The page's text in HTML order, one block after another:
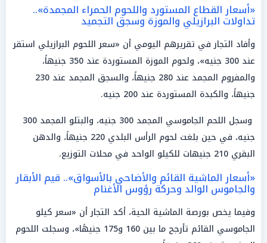
«أسعار القطاع المستورد واللحوم الحمراء المجمدة»..
تداولات البرازيلي والموزة وسجق التجميد
وأفاد التجار في تقريرهم اليومي أن «سعر اللحوم البرازيلي استقر
عند 300 جنيه»، ولحوم الموزة المستوردة عند 350 جنيهاً،
والمفروم المجمد عند 280 جنيهاً، والسجق المجمد عند 230
جنيهاً، والكبدة المستوردة عند 200 جنيه.
وسجل اللحم الجاموسي المجمد 300 جنيه، والبتلو المجمد 300
جنيه، في حين بلغت لحوم الرأس البلدي 220 جنيهاً، والدهن
البقري 210 جنيهات للكيلو الواحد في محلات التوزيع.
«أسعار الماشية القائم والأضاحي بالأسواق».. قيم الأبقار
والجاموس الوالد وحركة رؤوس الأغنام
وفيما يخص بورصة الماشية الحية، أكد التجار أن «سعر كيلو
الجاموسي القائم تأرجح ما بين 160 و175 جنيهًا»، وسجلت اللحوم